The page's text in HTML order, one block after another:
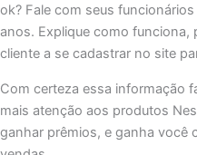
ok? Fale com seus
anos. Explique como funciona,
cliente a se cadastrar no site
Com certeza essa informação
mais atenção aos produtos
ganhar prêmios, e ganha você